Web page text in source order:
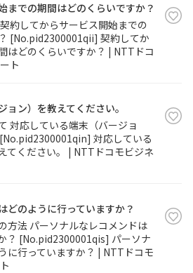
までの期間はどのくらいですか？
約してからサービス開始までの
[No.pid2300001qii] 契約してか
はどのくらいですか？ | NTTドコ
ト
ン）を教えてください。
対応している端末（バージョ
対応している
てください。 | NTTドコモビジネ
どのように行っていますか？
方法 パーソナルなレコメンドは
？ [No.pid2300001qis] パーソナ
に行っていますか？ | NTTドコモ